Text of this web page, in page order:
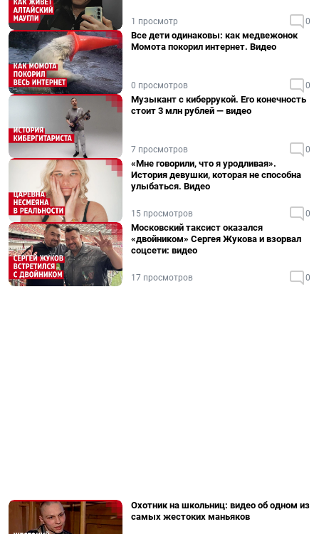
1 просмотр 0
Все дети одинаковы: как медвежонок
Момота покорил интернет. Видео
0 просмотров 0
Музыкант с киберрукой. Его конечность
стоит 3 млн рублей — видео
7 просмотров 0
«Мне говорили, что я уродливая».
История девушки, которая не способна
улыбаться. Видео
15 просмотров 0
Московский таксист оказался
«двойником» Сергея Жукова и взорвал
соцсети: видео
17 просмотров 0
Охотник на школьниц: видео об одном из
самых жестоких маньяков